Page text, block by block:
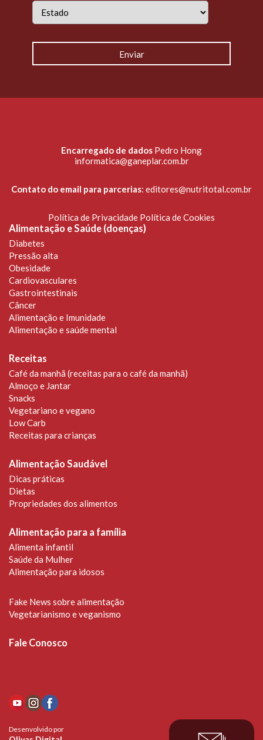
Encarregado de dados Pedro Hong
informatica@ganeplar.com.br
Contato do email para parcerias: editores@nutritotal.com.br
Política de Privacidade Política de Cookies
Alimentação e Saúde (doenças)
Diabetes
Pressão alta
Obesidade
Cardiovasculares
Gastrointestinais
Câncer
Alimentação e Imunidade
Alimentação e saúde mental
Receitas
Café da manhã (receitas para o café da manhã)
Almoço e Jantar
Snacks
Vegetariano e vegano
Low Carb
Receitas para crianças
Alimentação Saudável
Dicas práticas
Dietas
Propriedades dos alimentos
Alimentação para a família
Alimenta infantil
Saúde da Mulher
Alimentação para idosos
Fake News sobre alimentação
Vegetarianismo e veganismo
Fale Conosco
Desenvolvido por